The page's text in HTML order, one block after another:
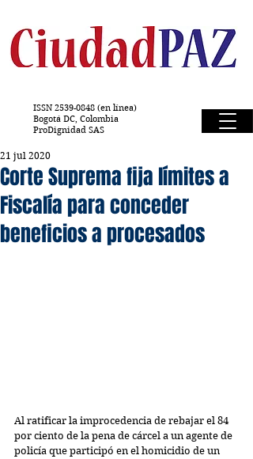
ISSN 2539-0848 (en línea)
Bogotá DC, Colombia
ProDignidad SAS
Corte Suprema fija límites a
Fiscalía para conceder
beneficios a procesados
21 jul 2020
Al ratificar la improcedencia de rebajar el 84
por ciento de la pena de cárcel a un agente de
policía que participó en el homicidio de un